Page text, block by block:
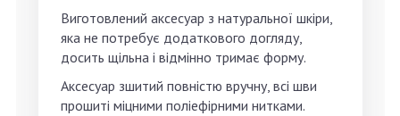
Виготовлений аксесуар з натуральної шкіри,
яка не потребує додаткового догляду,
досить щільна і відмінно тримає форму.
Аксесуар зшитий повністю вручну, всі шви
прошиті міцними поліефірними нитками.